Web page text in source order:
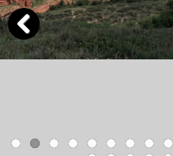
Previous